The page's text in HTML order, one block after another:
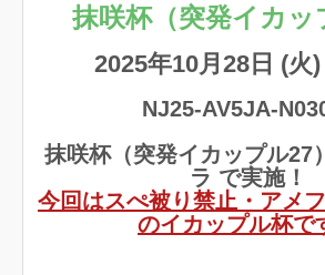
抹咲杯（突発イカッ
2025年10月28日 (火)
NJ25-AV5JA-
抹咲杯（突発イカップル27
ラ で実施！
今回はスぺ被り禁止・アメ
のイカップル杯で